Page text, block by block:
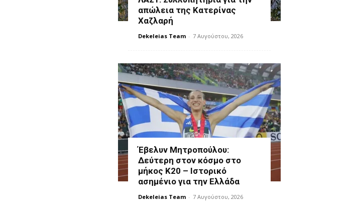
απώλεια της Κατερίνας
Χαζλαρή
Dekeleias Team - 7 Αυγούστου, 2026
Έβελυν Μητροπούλου:
Δεύτερη στον κόσμο στο
μήκος Κ20 – Ιστορικό
ασημένιο για την Ελλάδα
Dekeleias Team - 7 Αυγούστου, 2026